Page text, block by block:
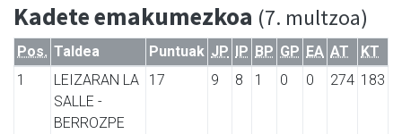
Kadete emakumezkoa (7. multzoa)
Pos. Taldea Puntuak JP IP BP GP EA AT
KT
1
LEIZARAN LA
SALLE -
BERROZPE
17 9 8 1 0 0 274 183